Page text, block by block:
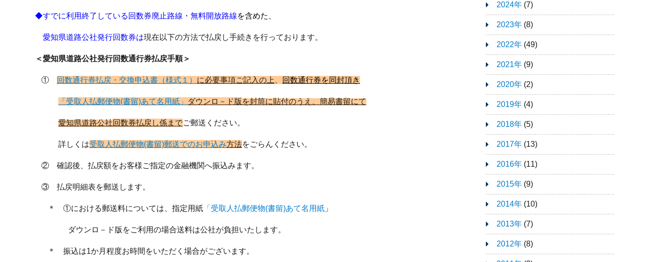
◆すでに利用終了している回数券廃止路線・無料開放路線を含めた、
愛知県道路公社発行回数券は現在以下の方法で払戻し手続きを行っております。
＜愛知県道路公社発行回数通行券払戻手順＞
① 回数通行券払戻・交換申込書（様式１） に必要事項ご記入の上 回数通行券を同封頂き
「受取人払郵便物(書留)あて名用紙」 ダウンロ－ド版 を封筒に貼付のうえ、 簡易書留にて
愛知県道路公社回数券払戻し係までご郵送ください。
詳しくは受取人払郵便物(書留)郵送でのお申込み方法をごらんください。
② 確認後、払戻額をお客様ご指定の金融機関へ振込みます。
③ 払戻明細表を郵送します。
＊ ①における郵送料については、指定用紙 「受取人払郵便物(書留)あて名用紙 」
ダウンロ－ド版をご利用の場合送料は公社が負担いたします。
＊ 振込は1か月程度お時間をいただく場合がございます。
2024年 (7)
2023年 (8)
2022年 (49)
2021年 (9)
2020年 (2)
2019年 (4)
2018年 (5)
2017年 (13)
2016年 (11)
2015年 (9)
2014年 (10)
2013年 (7)
2012年 (8)